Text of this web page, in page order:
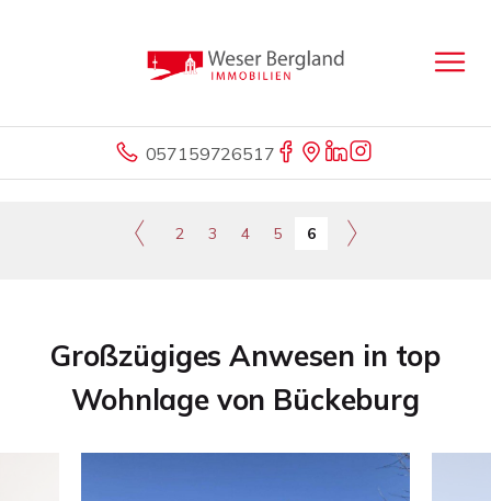
057159726517
2 3 4 5 6
Großzügiges Anwesen in top
Wohnlage von Bückeburg